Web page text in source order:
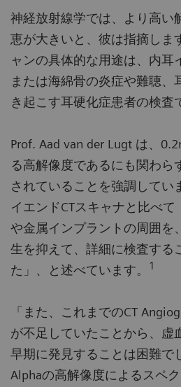
神経放射線学では、より高い
恵が大きいと、彼は指摘しま
ャンの具体的な用途は、内耳
または海綿骨の炎症や難聴、
き起こす耳硬化症患者の検査
Prof. Aad van der Lugt は、
る高解像度であるにも関わら
されていることを強調してい
イエンドCTスキャナと比べ
や金属インプラントの周囲を
生を抑えて、詳細に検査する
た」、と述べています。
1
「また、これまでのCT
が不足していたことから、虚
早期に発見することは困難で
Alphaの高解像度によるスペ